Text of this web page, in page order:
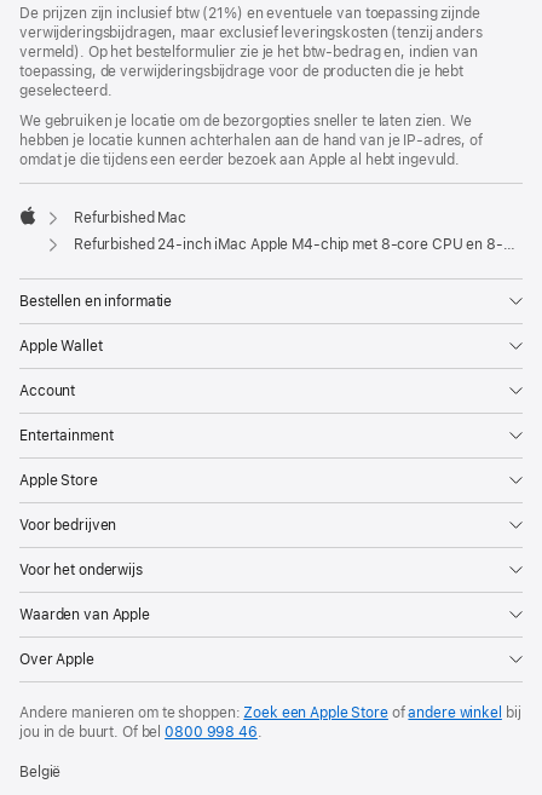
De prijzen zijn inclusief btw (21%) en eventuele van toepassing zijnde
verwijderingsbijdragen, maar exclusief leveringskosten (tenzij anders
vermeld). Op het bestelformulier zie je het btw-bedrag en, indien van
toepassing, de verwijderingsbijdrage voor de producten die je hebt
geselecteerd.
We gebruiken je locatie om de bezorgopties sneller te laten zien. We
hebben je locatie kunnen achterhalen aan de hand van je IP-adres, of
omdat je die tijdens een eerder bezoek aan Apple al hebt ingevuld.
Apple
Refurbished Mac
Refurbished 24‑inch iMac Apple M4-chip met 8‑core CPU en 8‑core GPU - Roze
Bestellen en informatie
Apple Wallet
Account
Entertainment
Apple Store
Voor bedrijven
Voor het onderwijs
Waarden van Apple
Over Apple
Andere manieren om te shoppen:Zoek een Apple Storeofandere winkel bij
jou in de buurt. Of bel0800 998 46.
België